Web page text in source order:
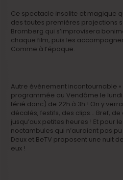
Ce spectacle insolite et magique
des toutes premières projections
Bromberg qui s’improvisera
chaque film, puis les
Comme à l’époque.
Autre événement incontournable «
programmée au Vendôme le lundi
férié donc) de 22h à 3h ! On y
décalés, festifs, des clips… Bref,
jusqu’aux petites heures ! Et pour
noctambules qui n’auraient pas pu
Deux et BeTV proposent une nuit
eux !